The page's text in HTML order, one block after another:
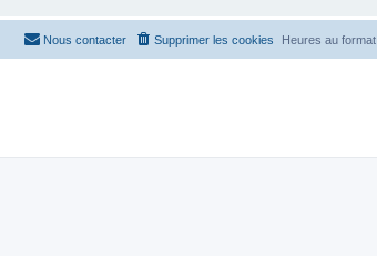
Heures au format
Supprimer les cookies
Nous contacter